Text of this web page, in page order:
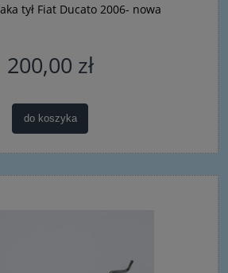
tył Fiat Ducato 2006- nowa
200,00 zł
do koszyka